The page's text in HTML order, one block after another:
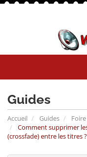
Guides
Accueil Guides
Comment supprimer
(crossfade) entre les titres ?